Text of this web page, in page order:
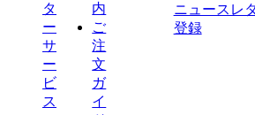
タ
ー
サ
ー
ビ
ス
内
ご
注
文
ガ
イ
ニュースレ
登録